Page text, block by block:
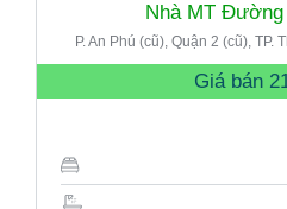
Nhà MT
P. An Phú (cũ), Quận 2 (cũ), TP.
Giá bán